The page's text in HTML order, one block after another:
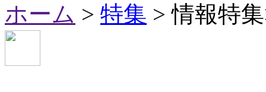
ホーム > 特集 > 情報特